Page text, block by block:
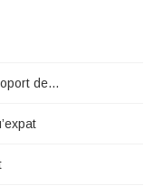
de…